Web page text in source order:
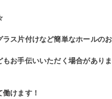
ス片付けなど簡単なホールの
お手伝いいただく場合があり
けます！